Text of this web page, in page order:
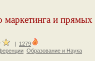
маркетинга и
| 1279
Образование и Наука